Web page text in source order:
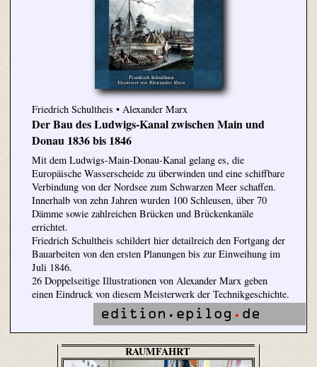
Friedrich Schultheis • Alexander Marx
Der Bau des Ludwigs-Kanal zwischen Main und
Donau 1836 bis 1846
Mit dem Ludwigs-Main-Donau-Kanal gelang es, die
Europäische Wasserscheide zu überwinden und eine schiffbare
Verbindung von der Nordsee zum Schwarzen Meer schaffen.
Innerhalb von zehn Jahren wurden 100 Schleusen, über 70
Dämme sowie zahlreichen Brücken und Brückenkanäle
errichtet.
Friedrich Schultheis schildert hier detailreich den Fortgang der
Bauarbeiten von den ersten Planungen bis zur Einweihung im
Juli 1846.
26 Doppelseitige Illustrationen von Alexander Marx geben
einen Eindruck von diesem Meisterwerk der Technikgeschichte.
RAUMFAHRT